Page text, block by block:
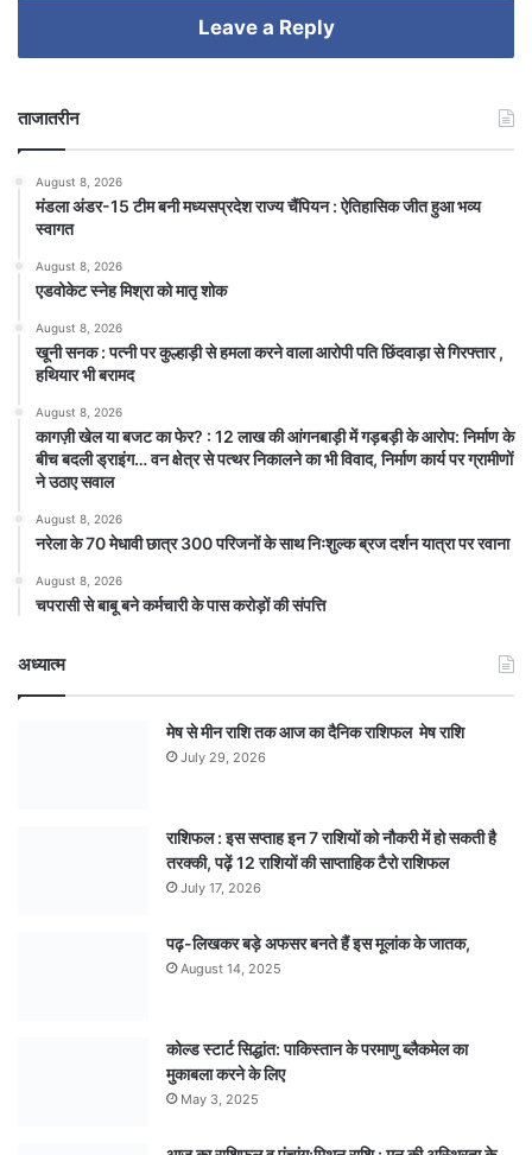
Leave a Reply
ताजातरीन
August 8, 2026
मंडला अंडर-15 टीम बनी मध्यसप्रदेश राज्य चैंपियन : ऐतिहासिक जीत हुआ भव्य
स्वागत
August 8, 2026
एडवोकेट स्नेह मिश्रा को मातृ शोक
August 8, 2026
खूनी सनक : पत्नी पर कुल्हाड़ी से हमला करने वाला आरोपी पति छिंदवाड़ा से गिरफ्तार ,
हथियार भी बरामद
August 8, 2026
कागज़ी खेल या बजट का फेर? : 12 लाख की आंगनबाड़ी में गड़बड़ी के आरोप: निर्माण के
बीच बदली ड्राइंग… वन क्षेत्र से पत्थर निकालने का भी विवाद, निर्माण कार्य पर ग्रामीणों
ने उठाए सवाल
August 8, 2026
नरेला के 70 मेधावी छात्र 300 परिजनों के साथ निःशुल्क ब्रज दर्शन यात्रा पर रवाना
August 8, 2026
चपरासी से बाबू बने कर्मचारी के पास करोड़ों की संपत्ति
अध्यात्म
मेष से मीन राशि तक आज का दैनिक राशिफल मेष राशि
July 29, 2026
राशिफल : इस सप्ताह इन 7 राशियों को नौकरी में हो सकती है
तरक्की, पढ़ें 12 राशियों की साप्ताहिक टैरो राशिफल
July 17, 2026
पढ़-लिखकर बड़े अफसर बनते हैं इस मूलांक के जातक,
August 14, 2025
कोल्ड स्टार्ट सिद्धांत: पाकिस्तान के परमाणु ब्लैकमेल का
मुकाबला करने के लिए
May 3, 2025